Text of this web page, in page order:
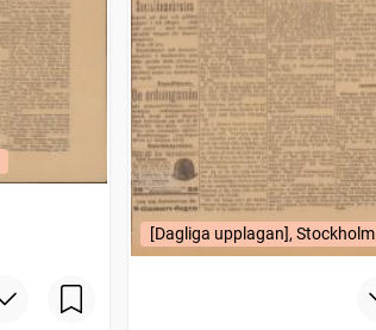
[Dagliga upplagan], Stockholm